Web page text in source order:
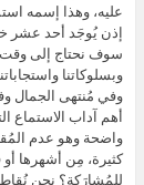
عليه، وهذا إسمه
إذن يُوجَد أحد عشر
سوف نحتاج إلى وقت
وبسلوكاتنا
وفي مُنتهى الجمال
واضحة وهو عدم
كثيرة، مِن أشهرها
للمُشارَكة؟ نحن